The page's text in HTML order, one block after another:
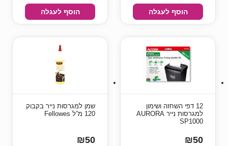
הוסף לעגלה הוסף לעגלה
12 דפי השחזה ושימון
למגרסות נייר AURORA
SP1000
₪50
שמן למגרסות נייר בקבוק
120 מ”ל Fellowes
₪50